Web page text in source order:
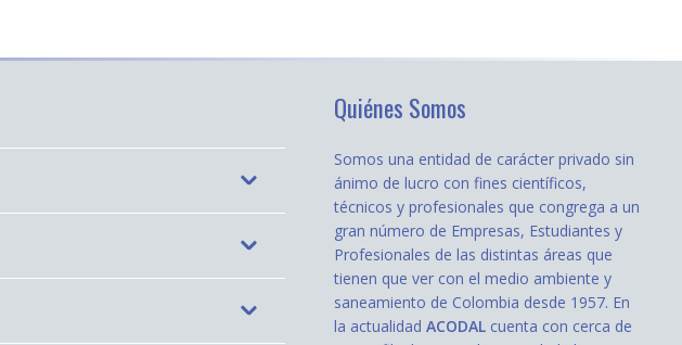
Quiénes Somos
Somos una entidad de carácter privado sin
ánimo de lucro con fines científicos,
técnicos y profesionales que congrega a un
gran número de Empresas, Estudiantes y
Profesionales de las distintas áreas que
tienen que ver con el medio ambiente y
saneamiento de Colombia desde 1957. En
la actualidad ACODAL cuenta con cerca de